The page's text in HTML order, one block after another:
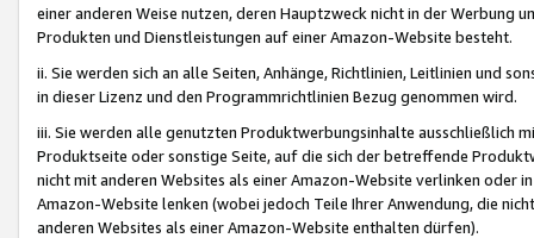
einer anderen Weise nutzen, deren Hauptzweck nicht in der Werbung
Produkten und Dienstleistungen auf einer Amazon-Website besteht.
ii. Sie werden sich an alle Seiten, Anhänge, Richtlinien, Leitlinien und
in dieser Lizenz und den Programmrichtlinien Bezug genommen wird.
iii. Sie werden alle genutzten Produktwerbungsinhalte ausschließlich
Produktseite oder sonstige Seite, auf die sich der betreffende
nicht mit anderen Websites als einer Amazon-Website verlinken oder
Amazon-Website lenken (wobei jedoch Teile Ihrer Anwendung, die
anderen Websites als einer Amazon-Website enthalten dürfen).